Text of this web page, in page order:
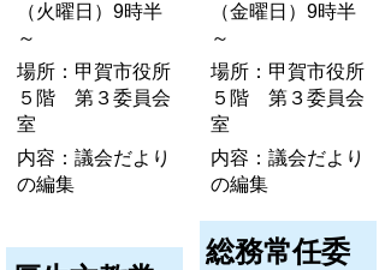
（火曜日）9時半
～
場所：甲賀市役所
５階 第３委員会
室
内容：議会だより
の編集
（金曜日）9時半
～
場所：甲賀市役所
５階 第３委員会
室
内容：議会だより
の編集
総務常任委